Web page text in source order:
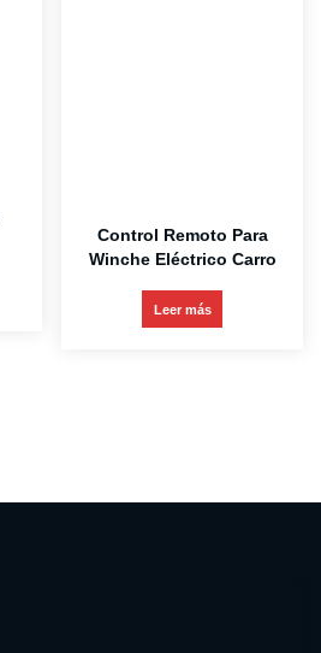
Control Remoto Para
Winche Eléctrico Carro
Leer más